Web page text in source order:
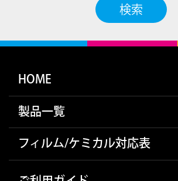
検索
HOME
製品一覧
フィルム/ケミカル対応表